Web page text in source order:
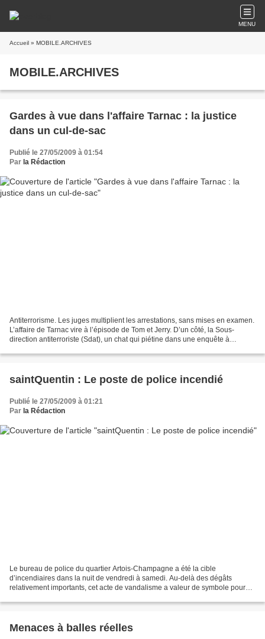
MENU
Accueil » MOBILE.ARCHIVES
MOBILE.ARCHIVES
Gardes à vue dans l'affaire Tarnac : la justice
dans un cul-de-sac
Publié le 27/05/2009 à 01:54
Par la Rédaction
Antiterrorisme. Les juges multiplient les arrestations, sans mises en examen.
L’affaire de Tarnac vire à l’épisode de Tom et Jerry. D’un côté, la Sous-
direction antiterroriste (Sdat), un chat qui piétine dans une enquête à
saintQuentin : Le poste de police incendié
Publié le 27/05/2009 à 01:21
Par la Rédaction
Le bureau de police du quartier Artois-Champagne a été la cible
d’incendiaires dans la nuit de vendredi à samedi. Au-delà des dégâts
relativement importants, cet acte de vandalisme a valeur de symbole pour
Menaces à balles réelles